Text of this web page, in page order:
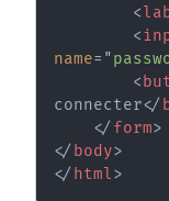
<
<
name= "
<
connecter</
</ form>
</ body>
</ html>